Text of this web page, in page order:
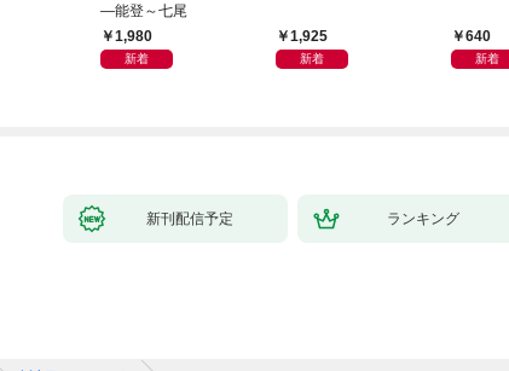
―能登～七尾
1,980
新着
1,925
新着
640
新着
新刊配信予定 ランキング